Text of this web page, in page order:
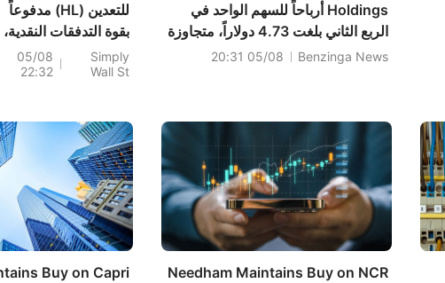
Holdings أرباحاً للسهم الواحد في
الربع الثاني بلغت 4.73 دولاراً، متجاوزة
التوقعات البالغة 5.44 دولاراً، بينما
Benzinga News
05/08 20:31
للتعدين (HL) مدفوعاً
بقوة التدفقات النقدية،
بينما انخفضت قيمة
الشركة.
Simply
Wall St
05/08
22:32
Needham Maintains Buy on NCR
Buy on Capri